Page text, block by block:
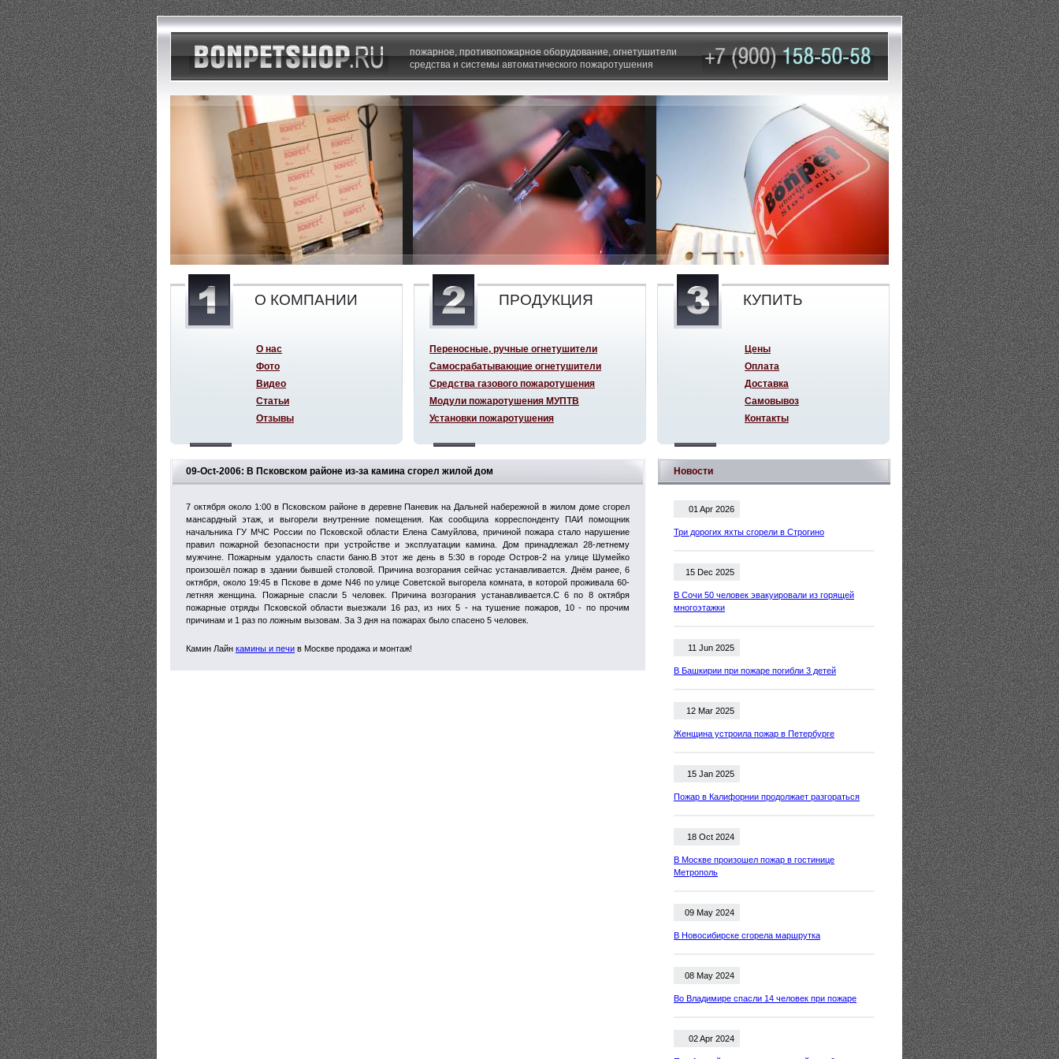
09-Oct-2006: В Псковском районе из-за камина сгорел жилой дом
7 октября около 1:00 в Псковском районе в деревне Паневик на Дальней набережной в жилом доме сгорел
мансардный этаж, и выгорели внутренние помещения. Как сообщила корреспонденту ПАИ помощник
начальника ГУ МЧС России по Псковской области Елена Самуйлова, причиной пожара стало нарушение
правил пожарной безопасности при устройстве и эксплуатации камина. Дом принадлежал 28-летнему
мужчине. Пожарным удалость спасти баню.В этот же день в 5:30 в городе Остров-2 на улице Шумейко
произошёл пожар в здании бывшей столовой. Причина возгорания сейчас устанавливается. Днём ранее, 6
октября, около 19:45 в Пскове в доме N46 по улице Советской выгорела комната, в которой проживала 60-
летняя женщина. Пожарные спасли 5 человек. Причина возгорания устанавливается.С 6 по 8 октября
пожарные отряды Псковской области выезжали 16 раз, из них 5 - на тушение пожаров, 10 - по прочим
причинам и 1 раз по ложным вызовам. За 3 дня на пожарах было спасено 5 человек.
Камин Лайн камины и печи в Москве продажа и монтаж!
Новости
01 Apr 2026
Три дорогих яхты сгорели в Строгино
15 Dec 2025
В Сочи 50 человек эвакуировали из горящей
многоэтажки
11 Jun 2025
В Башкирии при пожаре погибли 3 детей
12 Mar 2025
Женщина устроила пожар в Петербурге
15 Jan 2025
Пожар в Калифорнии продолжает разгораться
18 Oct 2024
В Москве произошел пожар в гостинице
Метрополь
09 May 2024
В Новосибирске сгорела маршрутка
08 May 2024
Во Владимире спасли 14 человек при пожаре
02 Apr 2024
пожарное, противопожарное оборудование, огнетушители
средства и системы автоматического пожаротушения
О КОМПАНИИ
О нас
Фото
Видео
Статьи
Отзывы
ПРОДУКЦИЯ
Переносные, ручные огнетушители
Самосрабатывающие огнетушители
Средства газового пожаротушения
Модули пожаротушения МУПТВ
Установки пожаротушения
КУПИТЬ
Цены
Оплата
Доставка
Самовывоз
Контакты